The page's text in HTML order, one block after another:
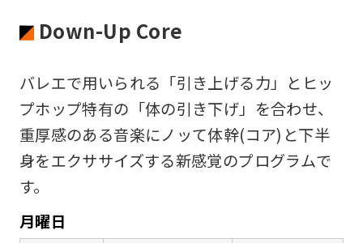
Down-Up Core
バレエで用いられる「引き上げる力」とヒッ
プホップ特有の「体の引き下げ」を合わせ、
重厚感のある音楽にノッて体幹(コア)と下半
身をエクササイズする新感覚のプログラムで
す。
月曜日